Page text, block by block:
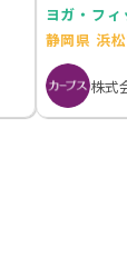
ヨガ・フィ
静岡県 浜
株式